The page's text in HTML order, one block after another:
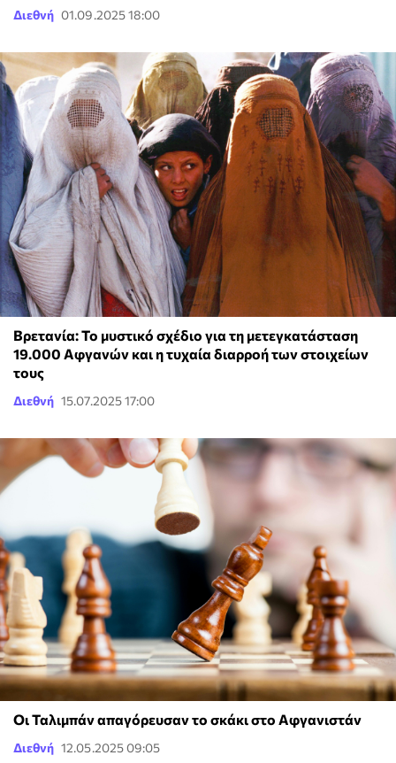
Διεθνή 01.09.2025 18:00
Βρετανία: Το μυστικό σχέδιο για τη μετεγκατάσταση
19.000 Αφγανών και η τυχαία διαρροή των στοιχείων
τους
Διεθνή 15.07.2025 17:00
Οι Ταλιμπάν απαγόρευσαν το σκάκι στο Αφγανιστάν
Διεθνή 12.05.2025 09:05